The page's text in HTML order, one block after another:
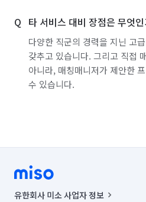
타 서비스 대비 장점은 무엇
다양한 직군의 경력을 지닌 고
갖추고 있습니다. 그리고 직접
아니라, 매칭매니저가 제안한
수 있습니다.
유한회사 미소 사업자 정보